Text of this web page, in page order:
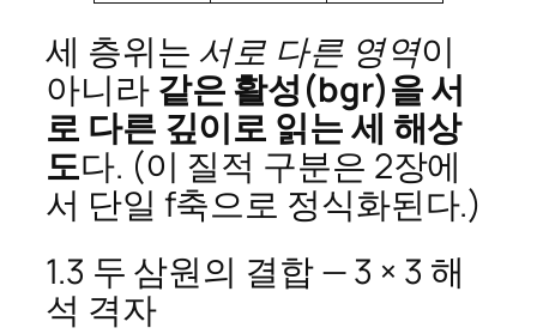
세 층위는 서로 다른 영역이
아니라 같은 활성(bgr)을 서
로 다른 깊이로 읽는 세 해상
도다. (이 질적 구분은 2장에
서 단일 f축으로 정식화된다.)
1.3 두 삼원의 결합 — 3 × 3 해
석 격자